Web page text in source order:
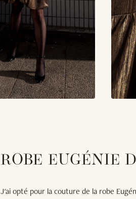
ROBE EUGÉNIE
J'ai opté pour la couture de la robe